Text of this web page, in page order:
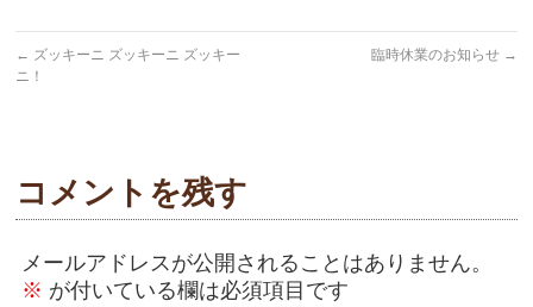
← ズッキーニ ズッキーニ ズッキー
ニ！
臨時休業のお知らせ →
コメントを残す
メールアドレスが公開されることはありません。
※ が付いている欄は必須項目です